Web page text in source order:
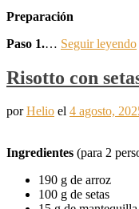
Preparación
Paso 1.… Seguir leyendo
Risotto con
porHelio el 4 agosto,
Ingredientes (para 2
190 g de arroz
100 g de setas